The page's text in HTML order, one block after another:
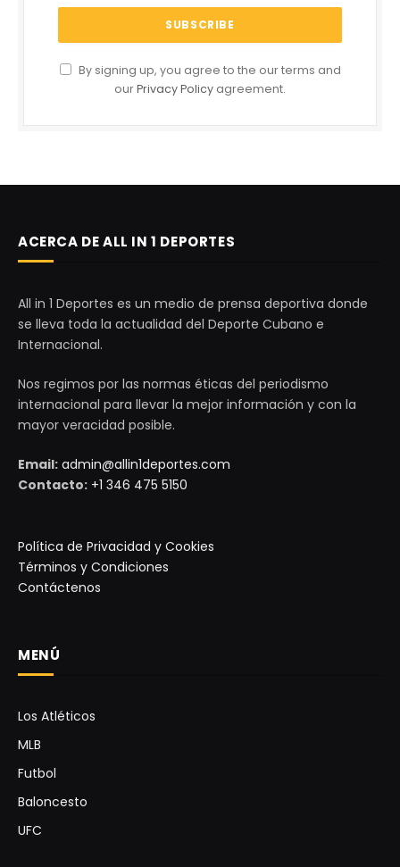
By signing up, you agree to the our terms and
ourPrivacy Policy agreement.
ACERCA DE ALL IN 1 DEPORTES
All in 1 Deportes es un medio de prensa deportiva donde
se lleva toda la actualidad del Deporte Cubano e
Internacional.
Nos regimos por las normas éticas del periodismo
internacional para llevar la mejor información y con la
mayor veracidad posible.
Email: admin@allin1deportes.com
Contacto: +1 346 475 5150
Política de Privacidad y Cookies
Términos y Condiciones
Contáctenos
MENÚ
Los Atléticos
MLB
Futbol
Baloncesto
UFC